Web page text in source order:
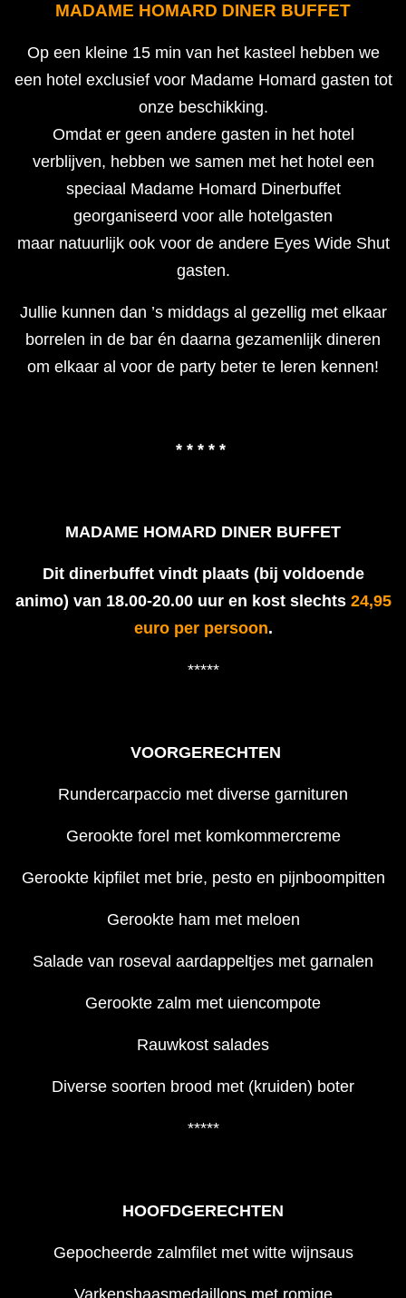
MADAME HOMARD DINER BUFFET
Op een kleine 15 min van het kasteel hebben we
een hotel exclusief voor Madame Homard gasten tot
onze beschikking.
Omdat er geen andere gasten in het hotel
verblijven, hebben we samen met het hotel een
speciaal Madame Homard Dinerbuffet
georganiseerd voor alle hotelgasten
maar natuurlijk ook voor de andere Eyes Wide Shut
gasten.
Jullie kunnen dan ’s middags al gezellig met elkaar
borrelen in de bar én daarna gezamenlijk dineren
om elkaar al voor de party beter te leren kennen!
* * * * *
MADAME HOMARD DINER BUFFET
Dit dinerbuffet vindt plaats (bij voldoende
animo) van 18.00-20.00 uur en kost slechts 24,95
euro per persoon.
*****
VOORGERECHTEN
Rundercarpaccio met diverse garnituren
Gerookte forel met komkommercreme
Gerookte kipfilet met brie, pesto en pijnboompitten
Gerookte ham met meloen
Salade van roseval aardappeltjes met garnalen
Gerookte zalm met uiencompote
Rauwkost salades
Diverse soorten brood met (kruiden) boter
*****
HOOFDGERECHTEN
Gepocheerde zalmfilet met witte wijnsaus
Varkenshaasmedaillons met romige